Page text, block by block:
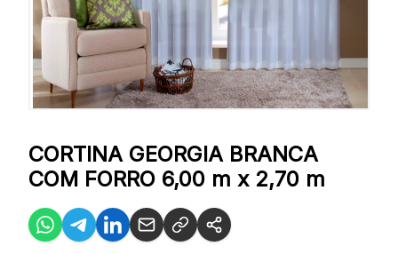
CORTINA GEORGIA BRANCA
COM FORRO 6,00 m x 2,70 m